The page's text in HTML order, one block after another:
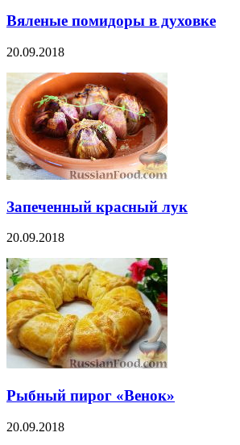
Вяленые помидоры в духовке
20.09.2018
Запеченный красный лук
20.09.2018
Рыбный пирог «Венок»
20.09.2018